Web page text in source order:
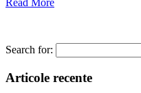
Read More
Search for:
Articole recente